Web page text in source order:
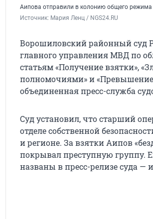
Аипова отправили в колонию общего режима
Источник: Мария Ленц / NGS24.RU
Ворошиловский районный суд
главного управления МВД по
статьям «Получение взятки»,
полномочиями» и
объединенная пресс-служба
Суд установил, что старший
отделе собственной
и регионе. За взятки Аипов
покрывал преступную группу.
названы в пресс-релизе суда